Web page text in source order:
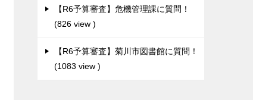
【R6予算審査】危機管理課に質問！
826 view
【R6予算審査】菊川市図書館に質問！
1083 view